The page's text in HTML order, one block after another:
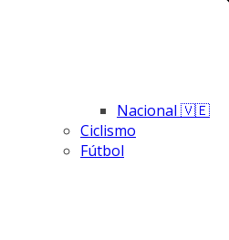
Nacional 🇻🇪
Ciclismo
Fútbol